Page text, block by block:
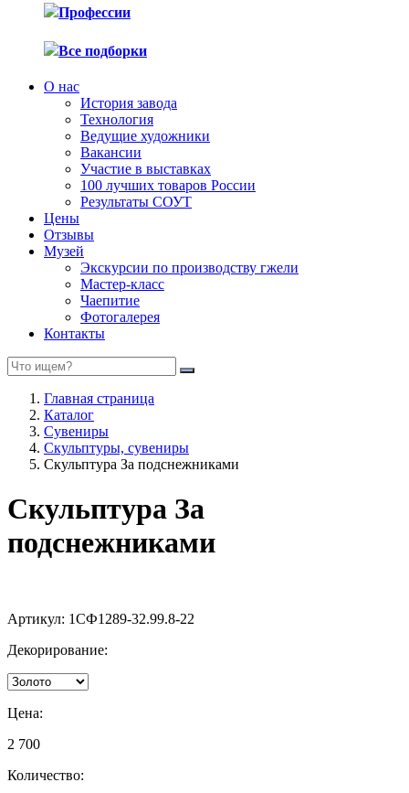
Профессии
Все подборки
О нас
История завода
Технология
Ведущие художники
Вакансии
Участие в выставках
100 лучших товаров России
Результаты СОУТ
Цены
Отзывы
Музей
Экскурсии по производству гжели
Мастер-класс
Чаепитие
Фотогалерея
Контакты
Главная страница
Каталог
Сувениры
Скульптуры, сувениры
Скульптура За подснежниками
Скульптура За
подснежниками
Артикул: 1СФ1289-32.99.8-22
Декорирование:
Цена:
2 700
Количество: